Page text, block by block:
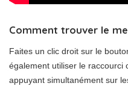
Comment trouver le
Faites un clic droit sur le
également utiliser le raccourci
appuyant simultanément sur